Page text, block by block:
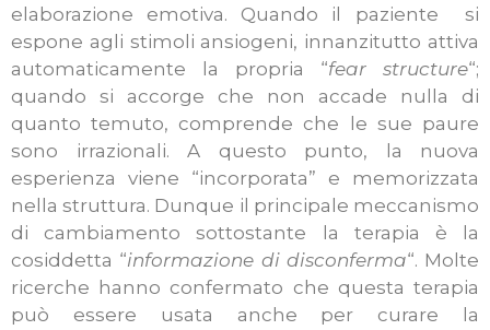
elaborazione emotiva. Quando il paziente si
espone agli stimoli ansiogeni, innanzitutto attiva
automaticamente la propria “fear structure“;
quando si accorge che non accade nulla di
quanto temuto, comprende che le sue paure
sono irrazionali. A questo punto, la nuova
esperienza viene “incorporata” e memorizzata
nella struttura. Dunque il principale meccanismo
di cambiamento sottostante la terapia è la
cosiddetta “informazione di disconferma“. Molte
ricerche hanno confermato che questa terapia
può essere usata anche per curare la